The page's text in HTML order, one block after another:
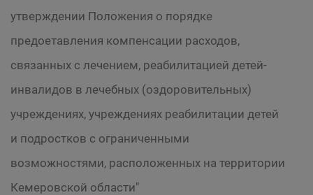
утверждении Положения о порядке
предоетавления компенсации расходов,
связанных с лечением, реабилитацией детей-
инвалидов в лечебных (оздоровительных)
учреждениях, учреждениях реабилитации детей
и подростков с ограниченными
возможностями, расположенных на территории
Кемеровской области"